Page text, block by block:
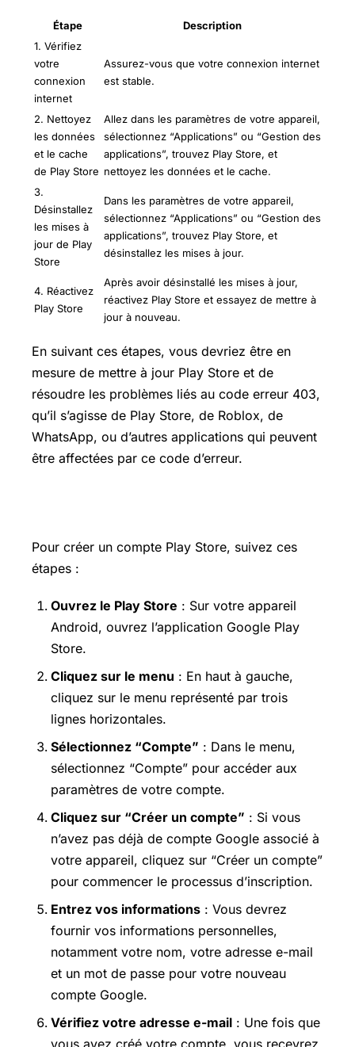
Étape
Description
1. Vérifiez
votre
connexion
internet
Assurez-vous que votre connexion internet
est stable.
2. Nettoyez
les données
et le cache
de Play Store
Allez dans les paramètres de votre appareil,
sélectionnez “Applications” ou “Gestion des
applications”, trouvez Play Store, et
nettoyez les données et le cache.
3.
Désinstallez
les mises à
jour de Play
Store
Dans les paramètres de votre appareil,
sélectionnez “Applications” ou “Gestion des
applications”, trouvez Play Store, et
désinstallez les mises à jour.
4. Réactivez
Play Store
Après avoir désinstallé les mises à jour,
réactivez Play Store et essayez de mettre à
jour à nouveau.
En suivant ces étapes, vous devriez être en
mesure de mettre à jour Play Store et de
résoudre les problèmes liés au code erreur 403,
qu’il s’agisse de Play Store, de Roblox, de
WhatsApp, ou d’autres applications qui peuvent
être affectées par ce code d’erreur.
Pour créer un compte Play Store, suivez ces
étapes :
Ouvrez le Play Store : Sur votre appareil
Android, ouvrez l’application Google Play
Store.
Cliquez sur le menu : En haut à gauche,
cliquez sur le menu représenté par trois
lignes horizontales.
Sélectionnez “Compte” : Dans le menu,
sélectionnez “Compte” pour accéder aux
paramètres de votre compte.
Cliquez sur “Créer un compte” : Si vous
n’avez pas déjà de compte Google associé à
votre appareil, cliquez sur “Créer un compte”
pour commencer le processus d’inscription.
Entrez vos informations : Vous devrez
fournir vos informations personnelles,
notamment votre nom, votre adresse e-mail
et un mot de passe pour votre nouveau
compte Google.
Vérifiez votre adresse e-mail : Une fois que
vous avez créé votre compte, vous recevrez